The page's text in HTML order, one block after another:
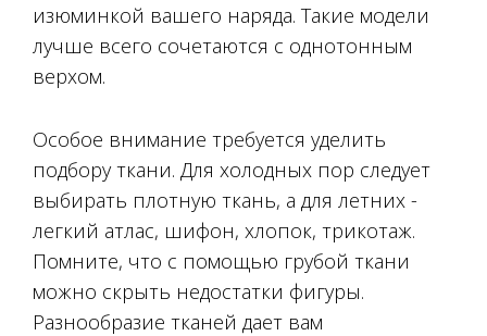
изюминкой вашего наряда. Такие модели
лучше всего сочетаются с однотонным
верхом.
Особое внимание требуется уделить
подбору ткани. Для холодных пор следует
выбирать плотную ткань, а для летних -
легкий атлас, шифон, хлопок, трикотаж.
Помните, что с помощью грубой ткани
можно скрыть недостатки фигуры.
Разнообразие тканей дает вам